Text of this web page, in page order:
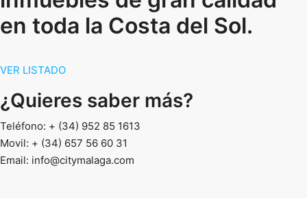
en toda la Costa del Sol.
VER LISTADO
¿Quieres saber más?
Teléfono: + (34) 952 85 1613
Movil: + (34) 657 56 60 31
Email: info@citymalaga.com